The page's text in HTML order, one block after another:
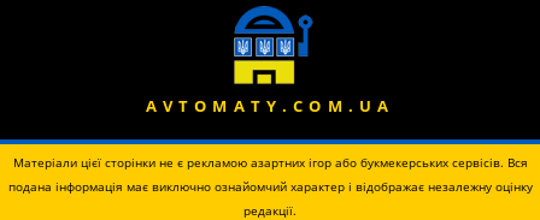
AVTOMATY.COM.UA
Матеріали цієї сторінки не є рекламою азартних ігор або букмекерських сервісів. Вся
подана інформація має виключно ознайомчий характер і відображає незалежну оцінку
редакції.